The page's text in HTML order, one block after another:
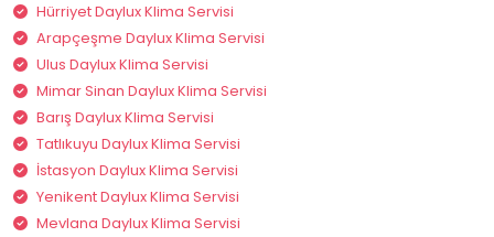
Hürriyet Daylux Klima Servisi
Arapçeşme Daylux Klima Servisi
Ulus Daylux Klima Servisi
Mimar Sinan Daylux Klima Servisi
Barış Daylux Klima Servisi
Tatlıkuyu Daylux Klima Servisi
İstasyon Daylux Klima Servisi
Yenikent Daylux Klima Servisi
Mevlana Daylux Klima Servisi